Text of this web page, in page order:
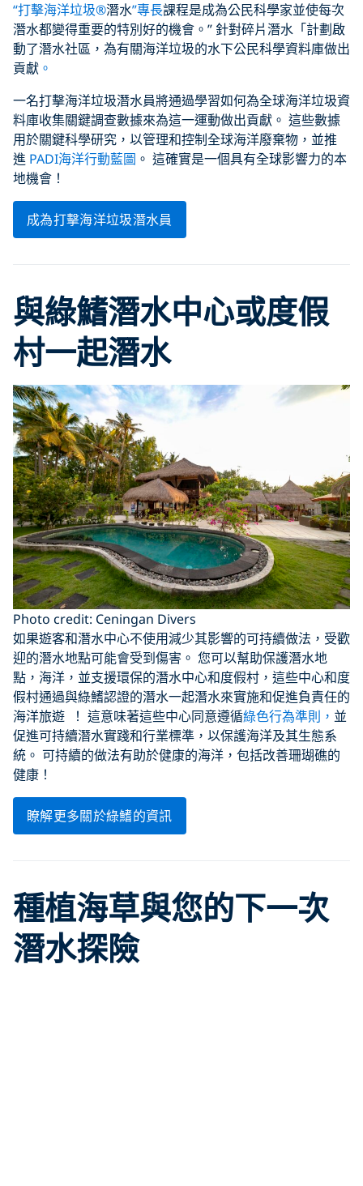
“打擊海洋垃圾®潛水”專長課程是成為公民科學家並使每次
潛水都變得重要的特別好的機會。” 針對碎片潛水「計劃啟
動了潛水社區，為有關海洋垃圾的水下公民科學資料庫做出
貢獻 。
一名打擊海洋垃圾潛水員將通過學習如何為全球海洋垃圾資
料庫收集關鍵調查數據來為這一運動做出貢獻。 這些數據
用於關鍵科學研究，以管理和控制全球海洋廢棄物，並推
進 PADI海洋行動藍圖 。 這確實是一個具有全球影響力的本
地機會！
成為打擊海洋垃圾潛水員
與綠鰭潛水中心或度假
村一起潛水
Photo credit: Ceningan Divers
如果遊客和潛水中心不使用減少其影響的可持續做法，受歡
迎的潛水地點可能會受到傷害。 您可以幫助保護潛水地
點，海洋，並支援環保的潛水中心和度假村，這些中心和度
假村通過與綠鰭認證的潛水一起潛水來實施和促進負責任的
海洋旅遊 ！ 這意味著這些中心同意遵循綠色行為準則， 並
促進可持續潛水實踐和行業標準，以保護海洋及其生態系
統。 可持續的做法有助於健康的海洋，包括改善珊瑚礁的
健康！
瞭解更多關於綠鰭的資訊
種植海草與您的下一次
潛水探險